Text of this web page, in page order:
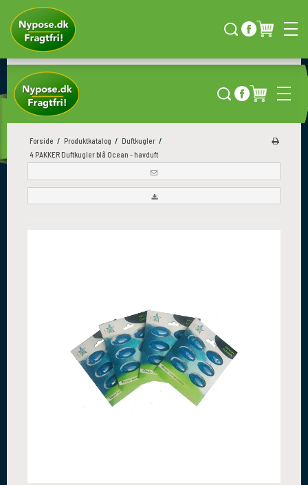
HURTIG LEVERING
Forside / Produktkatalog / Duftkugler /
4 PAKKER Duftkugler blå Ocean - havduft